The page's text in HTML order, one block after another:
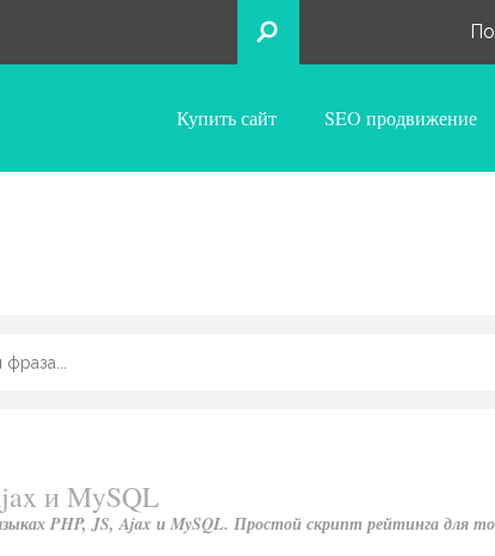
Купить сайт SEO продвижение
и MySQL
PHP, JS, Ajax и MySQL. Простой скрипт рейтинга для